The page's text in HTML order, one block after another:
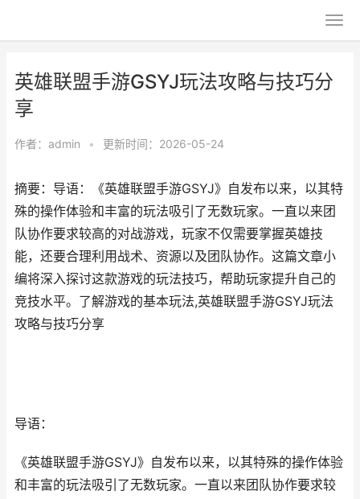
英雄联盟手游GSYJ玩法攻略与技巧分
享
作者： admin • 更新时间：2026-05-24
摘要：导语：《英雄联盟手游GSYJ》自发布以来，以其特
殊的操作体验和丰富的玩法吸引了无数玩家。一直以来团
队协作要求较高的对战游戏，玩家不仅需要掌握英雄技
能，还要合理利用战术、资源以及团队协作。这篇文章小
编将深入探讨这款游戏的玩法技巧，帮助玩家提升自己的
竞技水平。了解游戏的基本玩法,英雄联盟手游GSYJ玩法
攻略与技巧分享
导语：
《英雄联盟手游GSYJ》自发布以来，以其特殊的操作体验
和丰富的玩法吸引了无数玩家。一直以来团队协作要求较